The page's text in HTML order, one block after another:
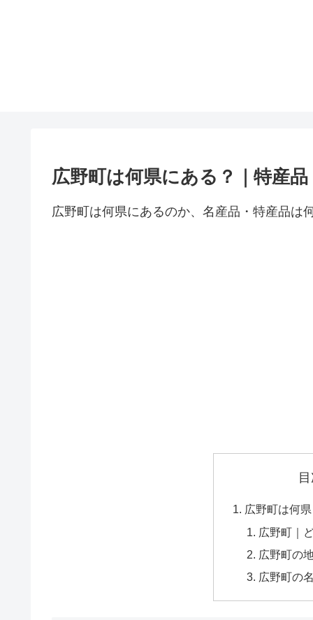
広野町は何県にある？｜特産
広野町は何県にあるのか、名産品・特産品は
広野町は何県
広野町｜
広野町の
広野町の